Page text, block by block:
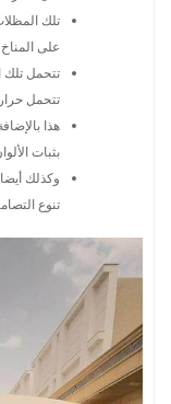
تلك
على
تتحمل تلك
تتحمل حرارة قد
هذا
بثبات
وكذلك
تنوع